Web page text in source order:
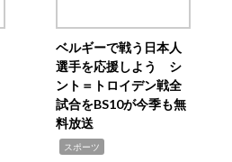
ベルギーで戦う日本人
選手を応援しよう シ
ント＝トロイデン戦全
試合をBS10が今季も無
料放送
スポーツ